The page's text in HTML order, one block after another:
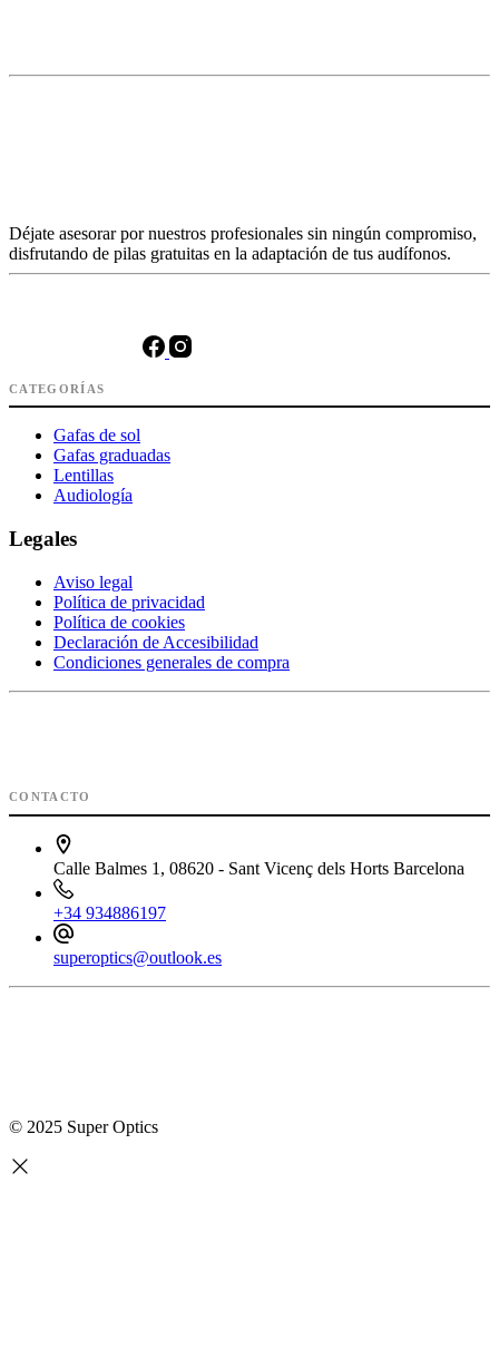
Déjate asesorar por nuestros profesionales sin ningún compromiso,
disfrutando de pilas gratuitas en la adaptación de tus audífonos.
CATEGORÍAS
Gafas de sol
Gafas graduadas
Lentillas
Audiología
Legales
Aviso legal
Política de privacidad
Política de cookies
Declaración de Accesibilidad
Condiciones generales de compra
CONTACTO
Calle Balmes 1, 08620 - Sant Vicenç dels Horts Barcelona
+34 934886197
superoptics@outlook.es
© 2025 Super Optics